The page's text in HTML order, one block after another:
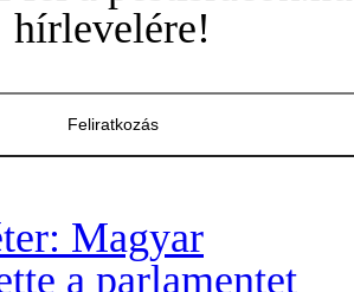
hírlevelére!
Feliratkozás
Magyar
a parlamentet